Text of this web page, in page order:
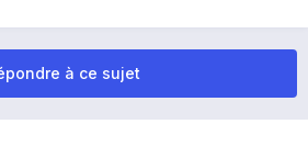
à ce sujet